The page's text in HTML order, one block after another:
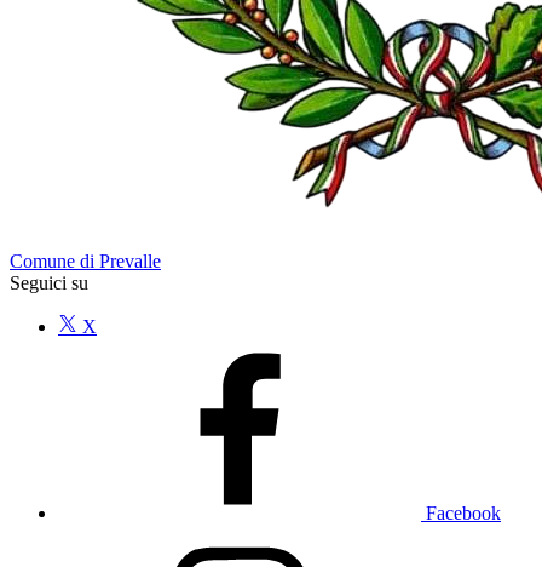
Comune di Prevalle
Seguici su
X
Facebook